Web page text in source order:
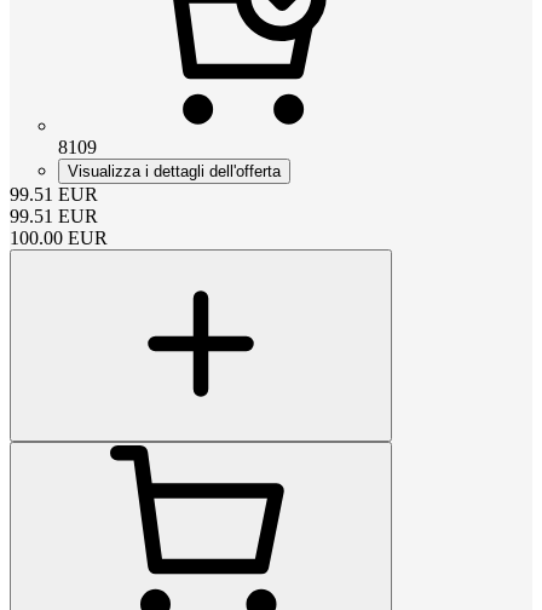
8109
Visualizza i dettagli dell'offerta
99.51 EUR
99.51 EUR
100.00 EUR